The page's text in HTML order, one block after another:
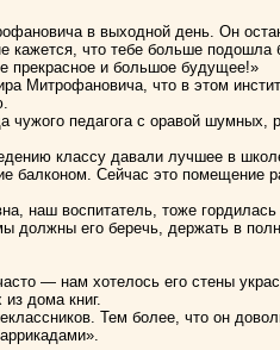
в выходной день. Он
кажется, что тебе больше подошла
прекрасное и большое будущее!»
Митрофановича, что в этом
педагога с оравой шумных,
классу давали лучшее в
балконом. Сейчас это помещение
наш воспитатель, тоже
должны его беречь, держать в
— нам хотелось его стены
дома книг.
Тем более, что он